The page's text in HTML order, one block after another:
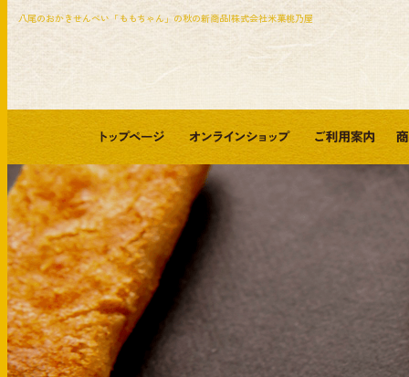
八尾のおかきせんべい「ももちゃん」の秋の新商品|株式会社米菓桃乃屋